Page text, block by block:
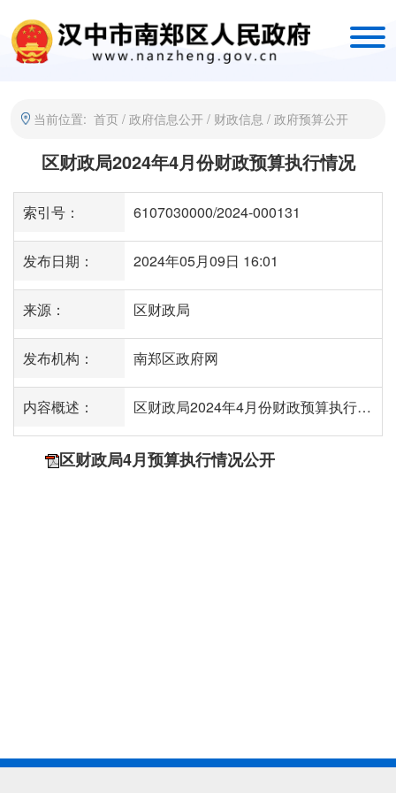
当前位置: 首页 / 政府信息公开 / 财政信息 / 政府预算公开
区财政局2024年4月份财政预算执行情况
索引号： 6107030000/2024-000131
发布日期： 2024年05月09日 16:01
来源： 区财政局
发布机构： 南郑区政府网
内容概述： 区财政局2024年4月份财政预算执行情况
区财政局4月预算执行情况公开